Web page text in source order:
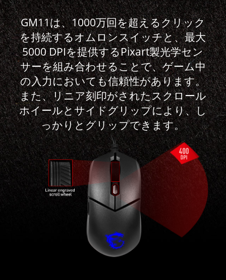
GM11は、1000万回を超えるクリック
を持続するオムロンスイッチと、最大
5000 DPIを提供するPixart製光学セン
サーを組み合わせることで、ゲーム中
の入力においても信頼性があります。
また、リニア刻印がされたスクロール
ホイールとサイドグリップにより、し
っかりとグリップできます。